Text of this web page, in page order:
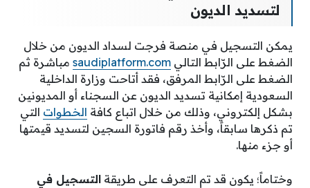
لتسديد الديون
يمكن التسجيل في منصة فرجت لسداد الديون من خلال
الضغط على الرّابط التالي saudiplatform.com مباشرة ثم
الضغط على الرّابط المرفق، فقد أتاحت وزارة الداخلية
السعودية إمكانية تسديد الديون عن السجناء أو المديونين
بشكل إلكتروني، وذلك من خلال اتباع كافة الخطوات التي
تم ذكرها سابقاً، وأخذ رقم فاتورة السجين لتسديد قيمتها
أو جزء منها.
وختاماً؛ يكون قد تم التعرف على طريقة التسجيل في